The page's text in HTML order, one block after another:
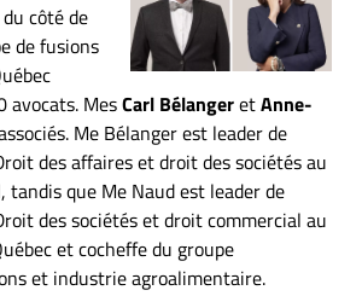
côté de
de fusions
avocats. MesCarl BélangeretAnne-
Me Bélanger est leader de
des affaires et droit des sociétés au
tandis que Me Naud est leader de
des sociétés et droit commercial au
et cocheffe du groupe
et industrie agroalimentaire.